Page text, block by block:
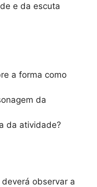
e da escuta
a forma como
da
da atividade?
observar a